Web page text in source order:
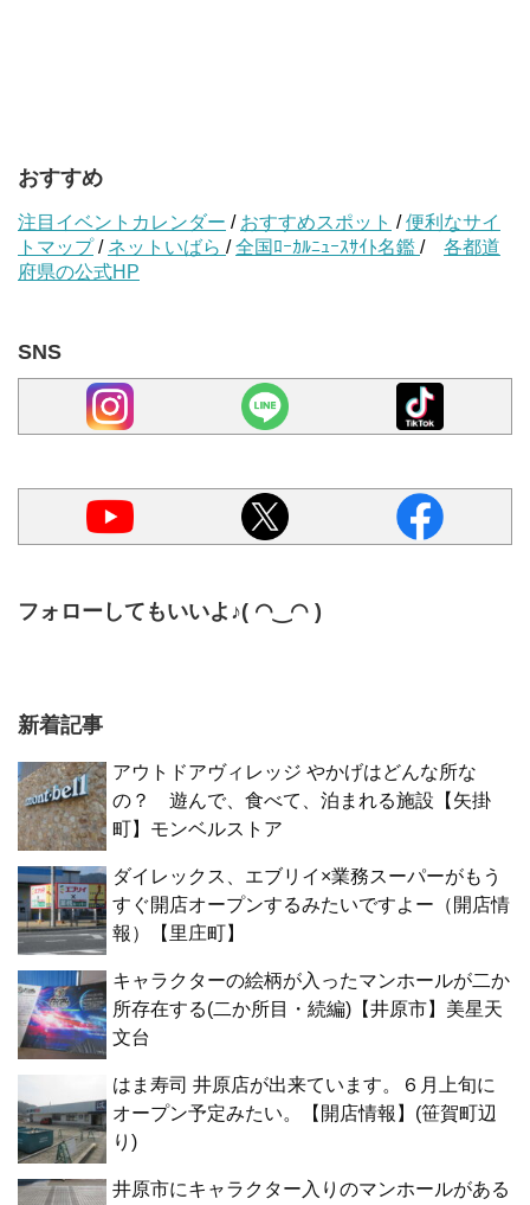
おすすめ
注目イベントカレンダー / おすすめスポット /便利なサイ
トマップ/ ネットいばら /全国ﾛｰｶﾙﾆｭｰｽｻｲﾄ名鑑 / 各都道
府県の公式HP
SNS
フォローしてもいいよ♪( ◠‿◠ )
新着記事
アウトドアヴィレッジ やかげはどんな所な
の？ 遊んで、食べて、泊まれる施設【矢掛
町】モンベルストア
ダイレックス、エブリイ×業務スーパーがもう
すぐ開店オープンするみたいですよー（開店情
報）【里庄町】
キャラクターの絵柄が入ったマンホールが二か
所存在する(二か所目・続編)【井原市】美星天
文台
はま寿司 井原店が出来ています。６月上旬に
オープン予定みたい。【開店情報】(笹賀町辺
り)
井原市にキャラクター入りのマンホールがある